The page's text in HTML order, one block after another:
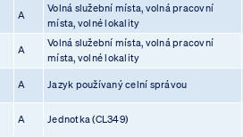
A
Volná služební místa, volná pracovní
místa, volné lokality
A
Volná služební místa, volná pracovní
místa, volné lokality
A Jazyk používaný celní správou
A Jednotka (CL349)